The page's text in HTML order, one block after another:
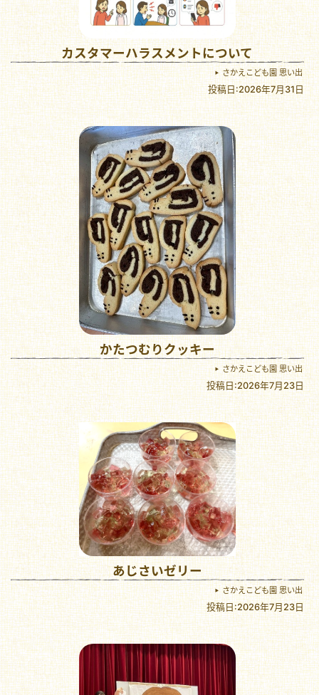
カスタマーハラスメントについて
さかえこども園 思い出
投稿日:2026年7月31日
かたつむりクッキー
さかえこども園 思い出
投稿日:2026年7月23日
あじさいゼリー
さかえこども園 思い出
投稿日:2026年7月23日